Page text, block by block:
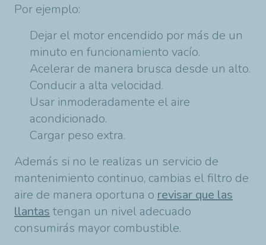
Por ejemplo:
Dejar el motor encendido por más de un
minuto en funcionamiento vacío.
Acelerar de manera brusca desde un alto.
Conducir a alta velocidad.
Usar inmoderadamente el aire
acondicionado.
Cargar peso extra.
Además si no le realizas un servicio de
mantenimiento continuo, cambias el filtro de
aire de manera oportuna o revisar que las
llantas tengan un nivel adecuado
consumirás mayor combustible.